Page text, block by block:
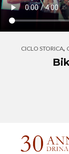
CICLO STORICA,